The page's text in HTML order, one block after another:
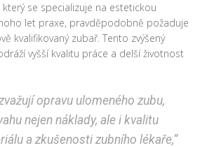
který se specializuje na estetickou
let praxe, pravděpodobně požaduje
kvalifikovaný zubař. Tento zvýšený
vyšší kvalitu práce a delší životnost
opravu ulomeného zubu,
nejen náklady, ale i kvalitu
a zkušenosti zubního lékaře,“